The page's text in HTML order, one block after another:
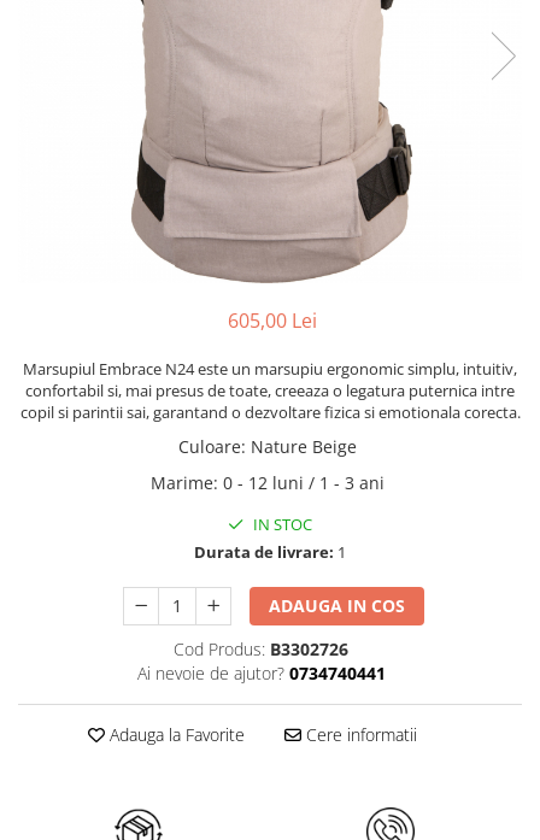
605,00 Lei
Marsupiul Embrace N24 este un marsupiu ergonomic simplu, intuitiv,
confortabil si, mai presus de toate, creeaza o legatura puternica intre
copil si parintii sai, garantand o dezvoltare fizica si emotionala corecta.
Culoare: Nature Beige
Marime: 0 - 12 luni / 1 - 3 ani
IN STOC
Durata de livrare: 1
ADAUGA IN COS
Cod Produs: B3302726
Ai nevoie de ajutor? 0734740441
Adauga la Favorite Cere informatii